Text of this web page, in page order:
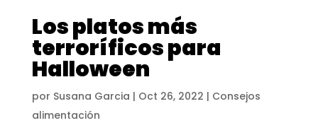
Los platos más
terroríficos para
Halloween
por Susana Garcia | Oct 26, 2022 | Consejos
alimentación